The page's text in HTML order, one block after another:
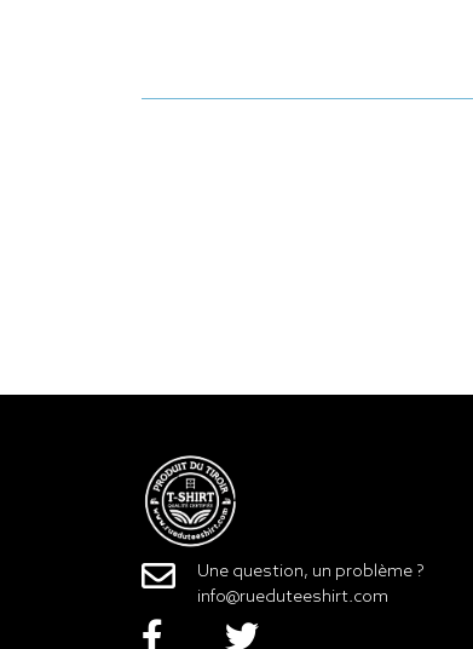
Une question, un problème ?
info@rueduteeshirt.com